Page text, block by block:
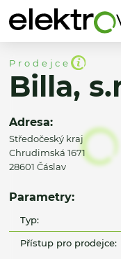
Prodejce
Billa,
Adresa:
Středočeský kraj
Chrudimská 1671
28601 Čáslav
Parametry:
Typ:
Přístup pro prodejce: